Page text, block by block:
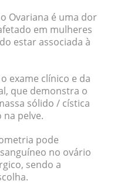
Ovariana é uma dor
em mulheres
estar associada à
exame clínico e da
que demonstra o
sólido / cística
pelve.
pode
no ovário
sendo a